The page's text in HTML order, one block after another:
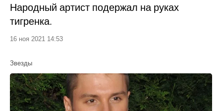
Народный артист подержал на руках
тигренка.
16 ноя 2021 14:53
Звезды